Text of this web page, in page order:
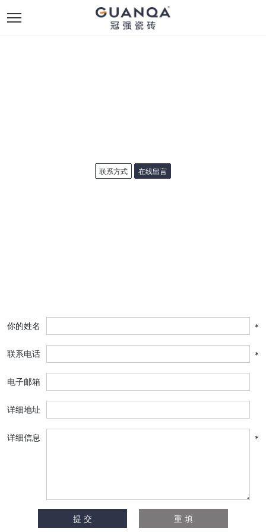
联系方式 在线留言
你的姓名 *
联系电话 *
电子邮箱
详细地址
详细信息 *